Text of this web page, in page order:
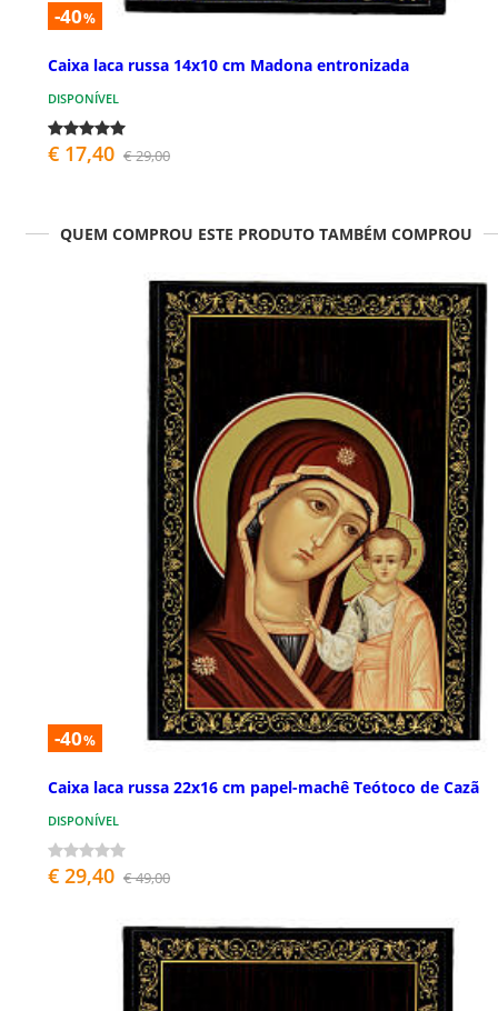
-40%
Caixa laca russa 14x10 cm Madona entronizada
DISPONÍVEL
€ 17,40 € 29,00
QUEM COMPROU ESTE PRODUTO TAMBÉM COMPROU
-40%
Caixa laca russa 22x16 cm papel-machê Teótoco de Cazã
DISPONÍVEL
€ 29,40 € 49,00